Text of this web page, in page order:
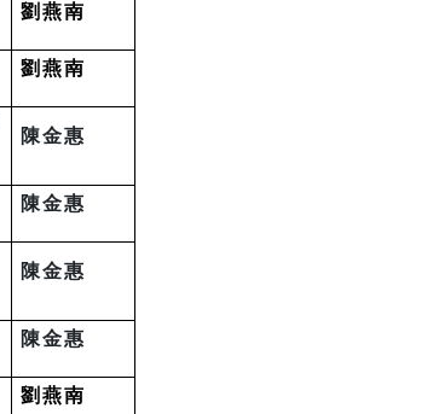
劉燕南
劉燕南
陳金惠
陳金惠
陳金惠
陳金惠
劉燕南